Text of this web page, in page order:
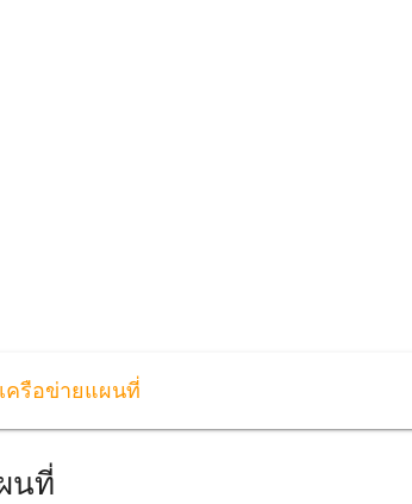
ครือข่ายแผนที่
นที่